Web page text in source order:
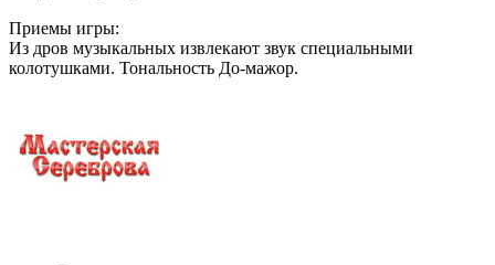
Приемы игры:
Из дров музыкальных извлекают звук специальными
колотушками. Тональность До-мажор.